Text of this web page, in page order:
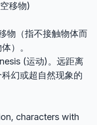
移物)
物（指不接触物体而
）。
(运动)。远距离
幻或超自然现象的
characters with